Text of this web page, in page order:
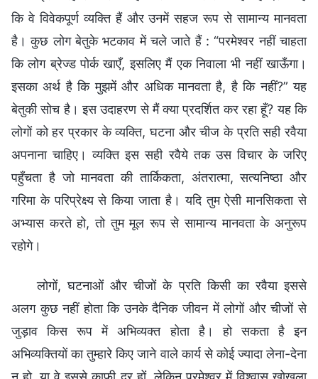
कि वे विवेकपूर्ण व्यक्ति हैं और उनमें सहज रूप से सामान्य मानवता
है। कुछ लोग बेतुके भटकाव में चले जाते हैं : “परमेश्वर नहीं चाहता
कि लोग ब्रेज्ड पोर्क खाएँ, इसलिए मैं एक निवाला भी नहीं खाऊँगा।
इसका अर्थ है कि मुझमें और अधिक मानवता है, है कि नहीं?” यह
बेतुकी सोच है। इस उदाहरण से मैं क्या प्रदर्शित कर रहा हूँ? यह कि
लोगों को हर प्रकार के व्यक्ति, घटना और चीज के प्रति सही रवैया
अपनाना चाहिए। व्यक्ति इस सही रवैये तक उस विचार के जरिए
पहुँचता है जो मानवता की तार्किकता, अंतरात्मा, सत्यनिष्ठा और
गरिमा के परिप्रेक्ष्य से किया जाता है। यदि तुम ऐसी मानसिकता से
अभ्यास करते हो, तो तुम मूल रूप से सामान्य मानवता के अनुरूप
रहोगे।
लोगों, घटनाओं और चीजों के प्रति किसी का रवैया इससे
अलग कुछ नहीं होता कि उनके दैनिक जीवन में लोगों और चीजों से
जुड़ाव किस रूप में अभिव्यक्त होता है। हो सकता है इन
अभिव्यक्तियों का तुम्हारे किए जाने वाले कार्य से कोई ज्यादा लेना-देना